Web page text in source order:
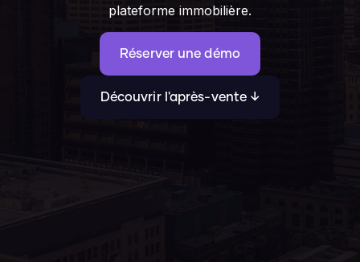
plateforme immobilière.
Réserver une démo
Découvrir l'après-vente ↓